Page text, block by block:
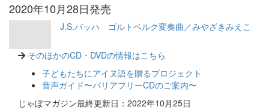
2020年10月28日発売
J.S.バッハ ゴルトベルク変奏曲／みやざきみえこ
そのほかのCD・DVDの情報はこちら
子どもたちにアイヌ語を贈るプロジェクト
音声ガイド〜バリアフリーCDのご案内〜
じゃぽマガジン最終更新日：2022年10月25日